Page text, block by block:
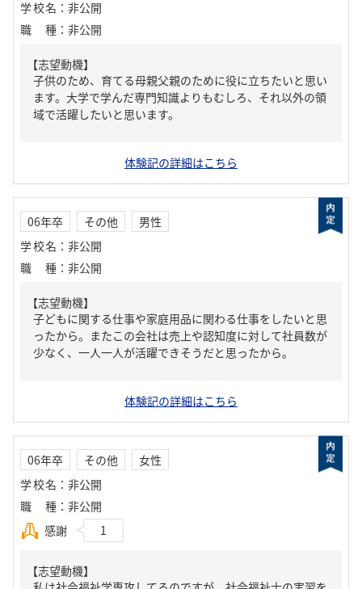
学校名 ： 非公開
職種 ： 非公開
【志望動機】
子供のため、育てる母親父親のために役に立ちたいと思い
ます。大学で学んだ専門知識よりもむしろ、それ以外の領
域で活躍したいと思います。
体験記の詳細はこちら
06年卒 その他
男性
学校名 ： 非公開
職種 ： 非公開
【志望動機】
子どもに関する仕事や家庭用品に関わる仕事をしたいと思
ったから。またこの会社は売上や認知度に対して社員数が
少なく、一人一人が活躍できそうだと思ったから。
体験記の詳細はこちら
06年卒 その他
女性
学校名 ： 非公開
職種 ： 非公開
感謝
1
【志望動機】